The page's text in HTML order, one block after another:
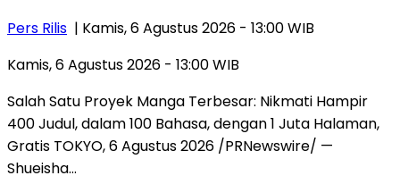
Pers Rilis | Kamis, 6 Agustus 2026 - 13:00 WIB
Kamis, 6 Agustus 2026 - 13:00 WIB
Salah Satu Proyek Manga Terbesar: Nikmati Hampir
400 Judul, dalam 100 Bahasa, dengan 1 Juta Halaman,
Gratis TOKYO, 6 Agustus 2026 /PRNewswire/ —
Shueisha…